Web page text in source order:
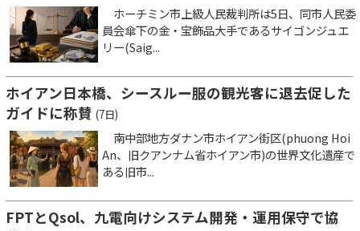
ホーチミン市上級人民裁判所は5日、同市人民委
員会傘下の金・宝飾品大手であるサイゴンジュエ
リー(Saig...
ホイアン日本橋、シースルー服の観光客に退去促した
ガイドに称賛 (7日)
南中部地方ダナン市ホイアン街区(phuong Hoi
An、旧クアンナム省ホイアン市)の世界文化遺産で
ある旧市...
FPTとQsol、九電向けシステム開発・運用保守で協